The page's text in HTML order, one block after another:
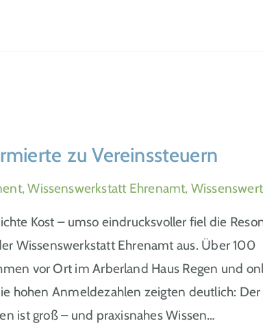
zu Vereinssteuern
Wissenswerkstatt Ehrenamt,
Kost – umso eindrucksvoller fiel die
Wissenswerkstatt Ehrenamt aus. Über 100
vor Ort im Arberland Haus Regen und
hohen Anmeldezahlen zeigten deutlich: Der
ist groß – und praxisnahes Wissen…